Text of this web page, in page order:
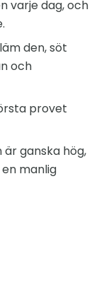
varje dag, och
den, söt
och
provet
ganska hög,
manlig